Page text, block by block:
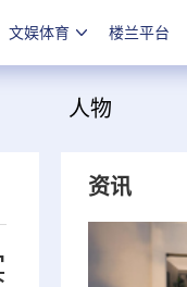
文娱体育 楼兰平台
人物
资讯